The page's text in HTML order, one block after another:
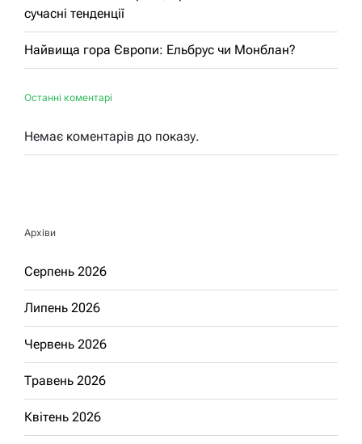
сучасні тенденції
Найвища гора Європи: Ельбрус чи Монблан?
Останні коментарі
Немає коментарів до показу.
Архіви
Серпень 2026
Липень 2026
Червень 2026
Травень 2026
Квітень 2026